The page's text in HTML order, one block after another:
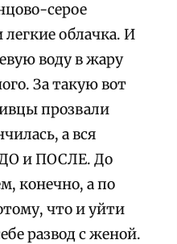
серое
легкие облачка. И
воду в жару
За такую вот
прозвали
а вся
ДО и ПОСЛЕ. До
конечно, а по
что и уйти
развод с женой.